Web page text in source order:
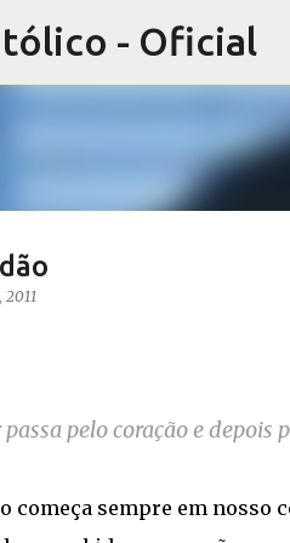
- Oficial
2011
pelo coração e depois
começa sempre em nosso